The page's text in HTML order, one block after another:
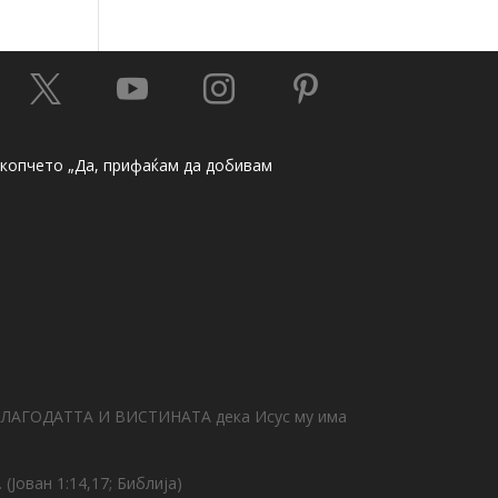
   
„Да, прифаќам да добивам
БЛАГОДАТТА И ВИСТИНАТА дека Исус му има
1:14,17; Библија)